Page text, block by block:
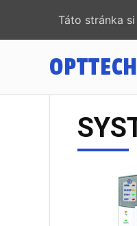
OPTTECH
Táto stránka